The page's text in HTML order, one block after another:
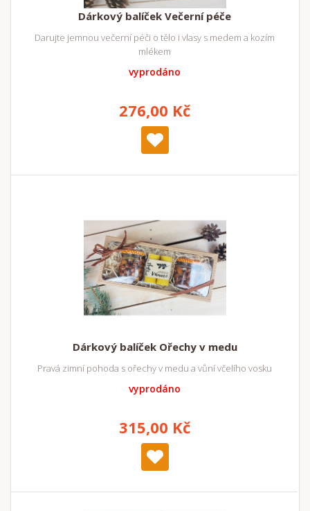
Dárkový balíček Večerní péče
Darujte jemnou večerní péči o tělo i vlasy s medem a kozím
mlékem
vyprodáno
276,00 Kč
Dárkový balíček Ořechy v medu
Pravá zimní pohoda s ořechy v medu a vůní včelího vosku
vyprodáno
315,00 Kč